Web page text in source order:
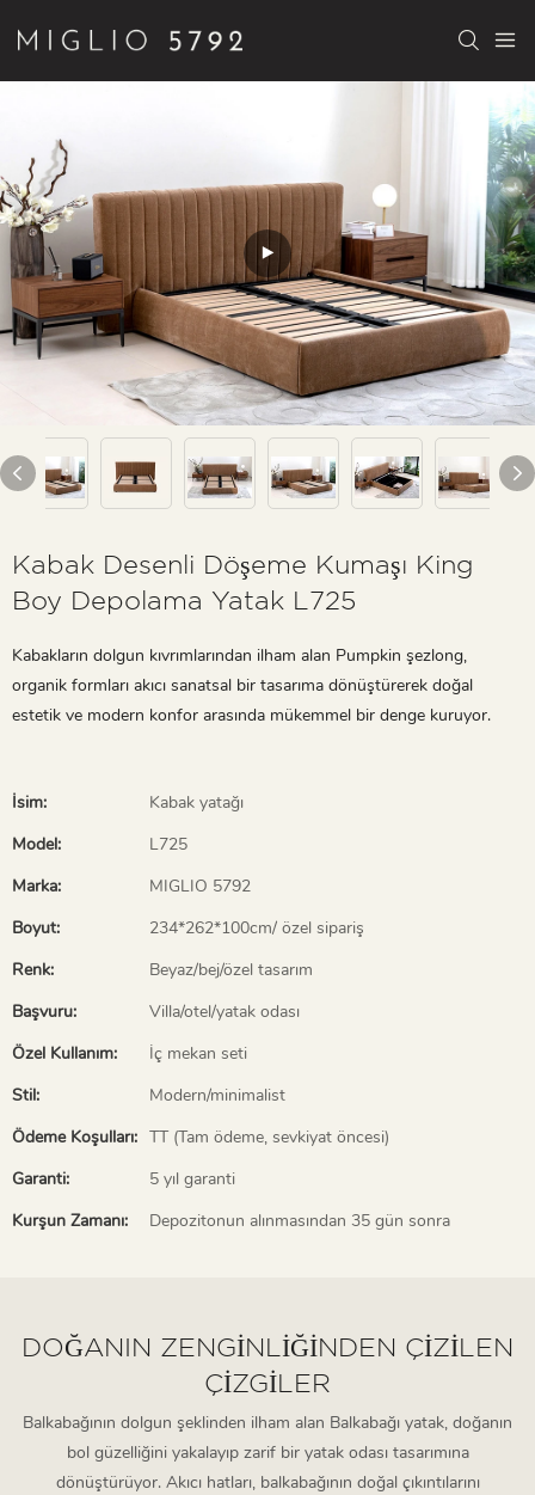
Kabak Desenli Döşeme Kumaşı King
Boy Depolama Yatak L725
Kabakların dolgun kıvrımlarından ilham alan Pumpkin şezlong,
organik formları akıcı sanatsal bir tasarıma dönüştürerek doğal
estetik ve modern konfor arasında mükemmel bir denge kuruyor.
İsim:
Kabak yatağı
Model:
L725
Marka:
MIGLIO 5792
Boyut:
234*262*100cm/ özel sipariş
Renk:
Beyaz/bej/özel tasarım
Başvuru:
Villa/otel/yatak odası
Özel Kullanım:
İç mekan seti
Stil:
Modern/minimalist
Ödeme Koşulları: TT (Tam ödeme, sevkiyat öncesi)
Garanti:
5 yıl garanti
Kurşun Zamanı:
Depozitonun alınmasından 35 gün sonra
DOĞANIN ZENGINLIĞINDEN ÇIZILEN
ÇIZGILER
Balkabağının dolgun şeklinden ilham alan Balkabağı yatak, doğanın
bol güzelliğini yakalayıp zarif bir yatak odası tasarımına
dönüştürüyor. Akıcı hatları, balkabağının doğal çıkıntılarını